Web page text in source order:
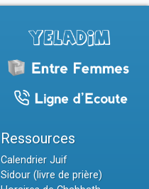
Ressources
Calendrier Juif
Sidour (livre de prière)